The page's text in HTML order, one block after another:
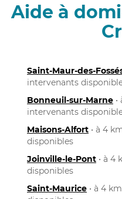
Aide à
Saint-Maur-des-
intervenants
Bonneuil-sur-Marne
intervenants
Maisons-Alfort • à 4
disponibles
Joinville-le-Pont • à 4
disponibles
Saint-Maurice • à 4